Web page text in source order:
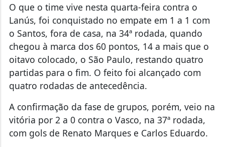
O que o time vive nesta quarta-feira contra o
Lanús, foi conquistado no empate em 1 a 1 com
o Santos, fora de casa, na 34ª rodada, quando
chegou à marca dos 60 pontos, 14 a mais que o
oitavo colocado, o São Paulo, restando quatro
partidas para o fim. O feito foi alcançado com
quatro rodadas de antecedência.
A confirmação da fase de grupos, porém, veio na
vitória por 2 a 0 contra o Vasco, na 37ª rodada,
com gols de Renato Marques e Carlos Eduardo.